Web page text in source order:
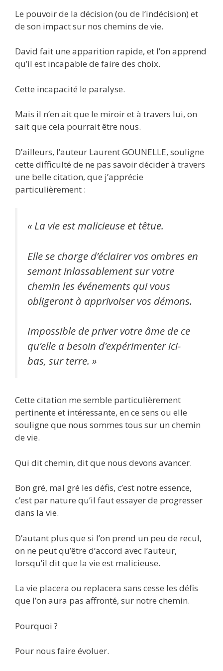
Le pouvoir de la décision (ou de l’indécision) et
de son impact sur nos chemins de vie.
David fait une apparition rapide, et l’on apprend
qu’il est incapable de faire des choix.
Cette incapacité le paralyse.
Mais il n’en ait que le miroir et à travers lui, on
sait que cela pourrait être nous.
D’ailleurs, l’auteur Laurent GOUNELLE, souligne
cette difficulté de ne pas savoir décider à travers
une belle citation, que j’apprécie
particulièrement :
« La vie est malicieuse et têtue.
Elle se charge d’éclairer vos ombres en
semant inlassablement sur votre
chemin les événements qui vous
obligeront à apprivoiser vos démons.
Impossible de priver votre âme de ce
qu’elle a besoin d’expérimenter ici-
bas, sur terre. »
Cette citation me semble particulièrement
pertinente et intéressante, en ce sens ou elle
souligne que nous sommes tous sur un chemin
de vie.
Qui dit chemin, dit que nous devons avancer.
Bon gré, mal gré les défis, c’est notre essence,
c’est par nature qu’il faut essayer de progresser
dans la vie.
D’autant plus que si l’on prend un peu de recul,
on ne peut qu’être d’accord avec l’auteur,
lorsqu’il dit que la vie est malicieuse.
La vie placera ou replacera sans cesse les défis
que l’on aura pas affronté, sur notre chemin.
Pourquoi ?
Pour nous faire évoluer.